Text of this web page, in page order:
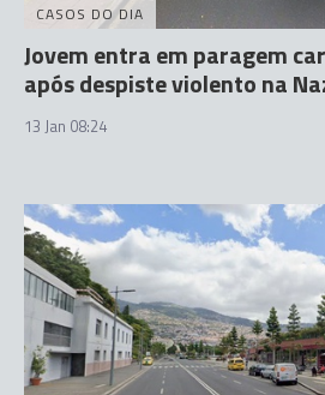
CASOS DO DIA
Jovem entra em paragem
após despiste violento na
13 Jan 08:24